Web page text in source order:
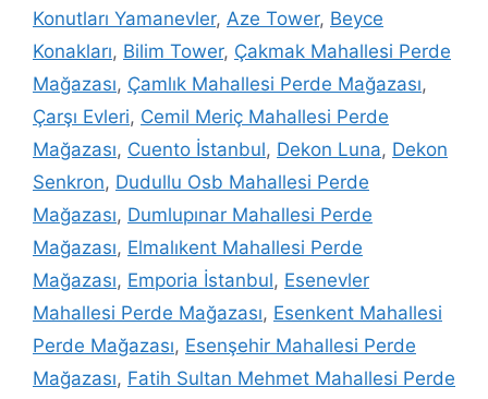
Konutları Yamanevler, Aze Tower, Beyce
Konakları, Bilim Tower, Çakmak Mahallesi Perde
Mağazası, Çamlık Mahallesi Perde Mağazası,
Çarşı Evleri, Cemil Meriç Mahallesi Perde
Mağazası, Cuento İstanbul, Dekon Luna, Dekon
Senkron, Dudullu Osb Mahallesi Perde
Mağazası, Dumlupınar Mahallesi Perde
Mağazası, Elmalıkent Mahallesi Perde
Mağazası, Emporia İstanbul, Esenevler
Mahallesi Perde Mağazası, Esenkent Mahallesi
Perde Mağazası, Esenşehir Mahallesi Perde
Mağazası, Fatih Sultan Mehmet Mahallesi Perde